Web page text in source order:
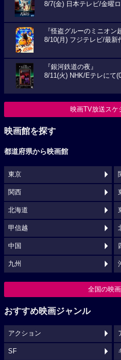
8/7(金) 日本テレビ/金曜
『怪盗グルーのミニオン
8/10(月) フジテレビ/最新
『銀河鉄道の夜』
8/11(火) NHK/Eテレにて
映画TV放送スケ
映画館を探す
都道府県から映画館
東京
関西
北海道
甲信越
中国
九州
全国の映
おすすめ映画ジャンル
アクション
SF